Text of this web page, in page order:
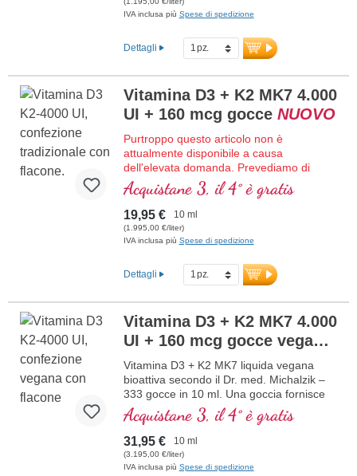
+ K2
pesticidi, per una migliore biodisponibilità.
mantenimento di ossa normali,
contribuisce alla normale funzione
sistema immunitario. Prodotto in
Germania senza ingegneria genetica, in
una produzione interna controllata
additivi e testato in laboratorio. Sviluppato
da medici.
maggiori informazioni su Vitamina
D3 + K2
IVA inclusa più Spese di spedizione
Dettagli
Vitamina D3 + K2 MK7 4.000
UI + 160 mcg gocce NUOVO
Purtroppo questo articolo non è
attualmente disponibile a causa
dell'elevata domanda. Prevediamo di
ricevere nuova merce nella settimana
29/2026.
Vitamina D3 + K2 MK7 bioattiva liquida
secondo il Dr. med. Michalzik – 333 gocce
in 10 ml. Una goccia fornisce 4.000 IE di
trans). Massima qualità premium da
materia prima speciale vegetariana di alta
bioattiva. Disciolta in olio di cocco MCT
protettivo, coltivato senza pesticidi, per
una migliore biodisponibilità. Questa
combinazione ottimale supporta il
mantenimento di ossa normali,
contribuisce alla normale funzione
muscolare e alla normale funzione del
sistema immunitario. Prodotto in
Germania senza ingegneria genetica, in
produzione propria controllata attiva da 25
anni, vegetariano senza additivi e testato
Acquistane 3, il 4° è gratis
19,95 € 10 ml
(1.995,00 €/liter)
IVA inclusa più Spese di spedizione
Dettagli
Vitamina D3 + K2 MK7 4.000
UI + 160 mcg gocce vegane
NUOVO
Vitamina D3 + K2 MK7 liquida vegana
bioattiva secondo il Dr. med. Michalzik –
333 gocce in 10 ml. Una goccia fornisce
4.000 IE di vitamina D3 e 160 μg di K2
(MK7 all-trans). Massima qualità premium
da licheni di alta qualità controllati (non da
alghe!) in combinazione ottimale con la
forma K2 all-trans particolarmente
Acquistane 3, il 4° è gratis
31,95 € 10 ml
(3.195,00 €/liter)
IVA inclusa più Spese di spedizione